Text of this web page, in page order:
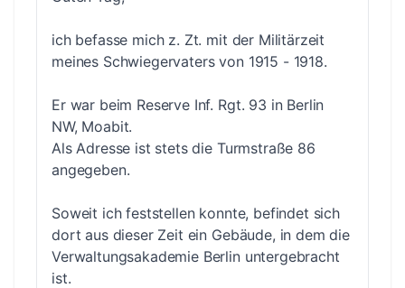
ich befasse mich z. Zt. mit der Militärzeit
meines Schwiegervaters von 1915 - 1918.
Er war beim Reserve Inf. Rgt. 93 in Berlin
NW, Moabit.
Als Adresse ist stets die Turmstraße 86
angegeben.
Soweit ich feststellen konnte, befindet sich
dort aus dieser Zeit ein Gebäude, in dem die
Verwaltungsakademie Berlin untergebracht
ist.